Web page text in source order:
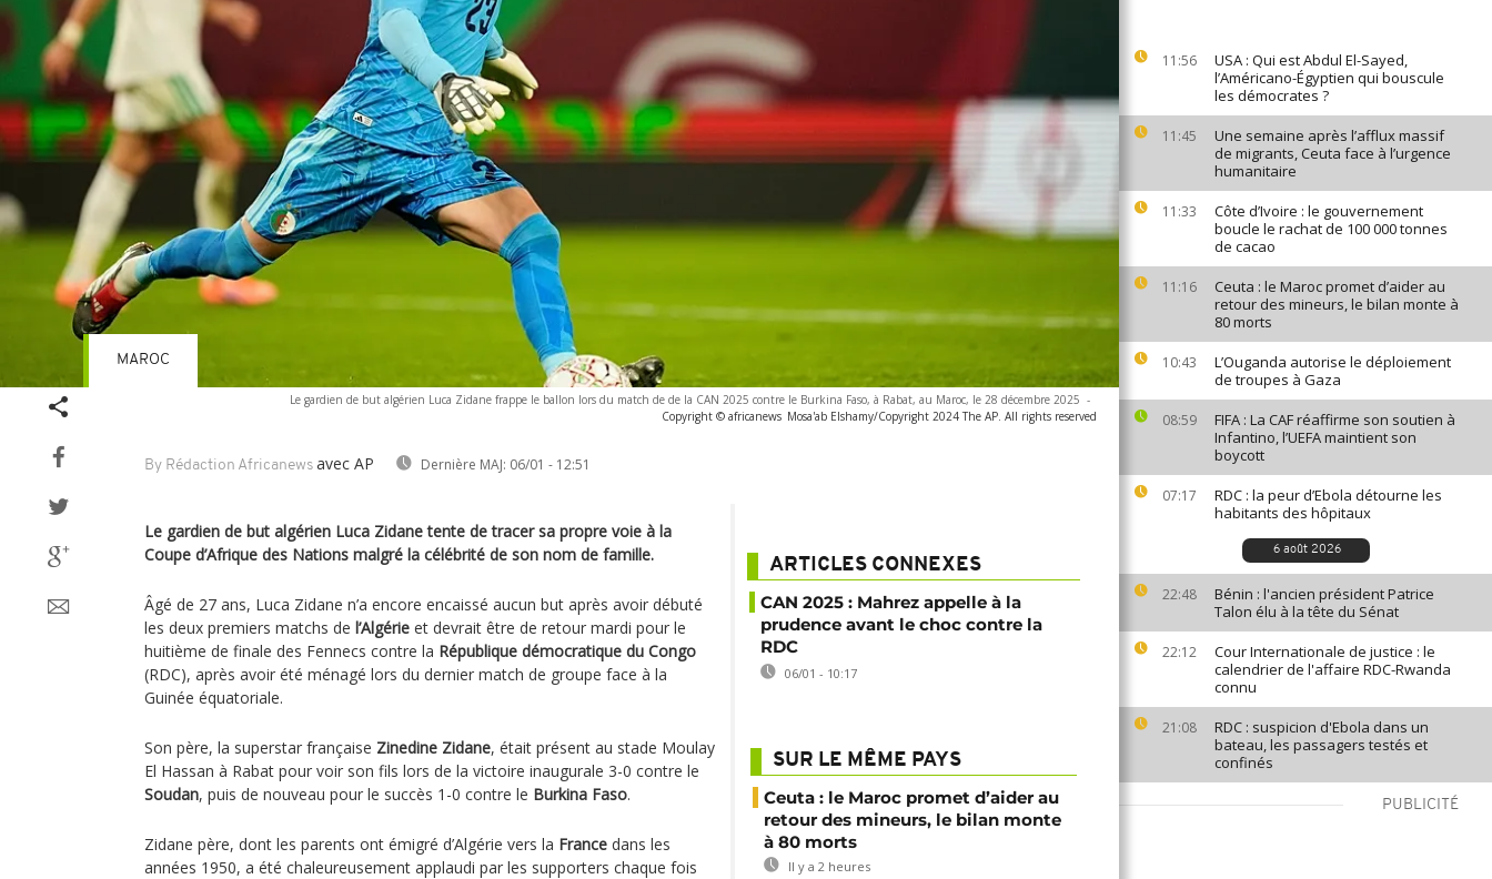
11:56
USA : Qui est Abdul El-Sayed,
l’Américano-Égyptien qui bouscule
les démocrates ?
11:45
Une semaine après l’afflux massif
de migrants, Ceuta face à l’urgence
humanitaire
11:33
Côte d’Ivoire : le gouvernement
boucle le rachat de 100 000 tonnes
de cacao
11:16
Ceuta : le Maroc promet d’aider au
retour des mineurs, le bilan monte à
80 morts
10:43
L’Ouganda autorise le déploiement
de troupes à Gaza
08:59
FIFA : La CAF réaffirme son soutien à
Infantino, l’UEFA maintient son
boycott
07:17
RDC : la peur d’Ebola détourne les
habitants des hôpitaux
6 août 2026
22:48
Bénin : l'ancien président Patrice
Talon élu à la tête du Sénat
22:12
Cour Internationale de justice : le
calendrier de l'affaire RDC-Rwanda
connu
21:08
RDC : suspicion d'Ebola dans un
bateau, les passagers testés et
confinés
PUBLICITÉ
Le gardien de but algérien Luca Zidane frappe le ballon lors du match de de la CAN 2025 contre le Burkina Faso, à Rabat, au Maroc, le 28 décembre 2025 -
Copyright © africanews Mosa'ab Elshamy/Copyright 2024 The AP. All rights reserved
By Rédaction Africanews avec AP Dernière MAJ: 06/01 - 12:51
MAROC
Le gardien de but algérien Luca Zidane tente de tracer sa propre voie à la
Coupe d’Afrique des Nations malgré la célébrité de son nom de famille.
Âgé de 27 ans, Luca Zidane n’a encore encaissé aucun but après avoir débuté
les deux premiers matchs de l’Algérie et devrait être de retour mardi pour le
huitième de finale des Fennecs contre la République démocratique du Congo
(RDC), après avoir été ménagé lors du dernier match de groupe face à la
Guinée équatoriale.
Son père, la superstar française Zinedine Zidane, était présent au stade Moulay
El Hassan à Rabat pour voir son fils lors de la victoire inaugurale 3-0 contre le
Soudan, puis de nouveau pour le succès 1-0 contre le Burkina Faso.
Zidane père, dont les parents ont émigré d’Algérie vers la France dans les
années 1950, a été chaleureusement applaudi par les supporters chaque fois
ARTICLES CONNEXES
CAN 2025 : Mahrez appelle à la
prudence avant le choc contre la
RDC
06/01 - 10:17
SUR LE MÊME PAYS
Ceuta : le Maroc promet d’aider au
retour des mineurs, le bilan monte
à 80 morts
Il y a 2 heures